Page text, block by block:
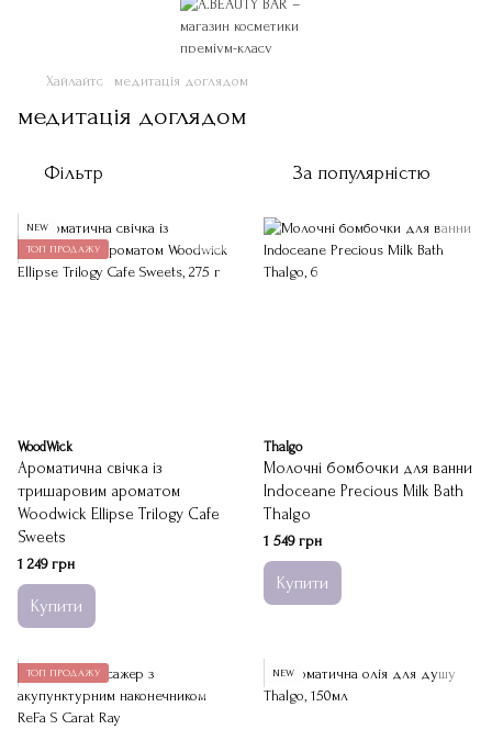
Хайлайтс медитація доглядом
медитація доглядом
Фільтр За популярністю
NEW
ТОП ПРОДАЖУ
WoodWick
Ароматична свічка із
тришаровим ароматом
Woodwick Ellipse Trilogy Cafe
Sweets
1 249 грн
Купити
Thalgo
Молочні бомбочки для ванни
Indoceane Precious Milk Bath
Thalgo
1 549 грн
Купити
ТОП ПРОДАЖУ NEW